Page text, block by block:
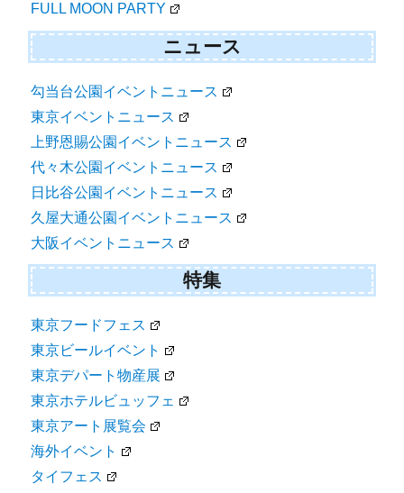
FULL MOON PARTY
ニュース
勾当台公園イベントニュース
東京イベントニュース
上野恩賜公園イベントニュース
代々木公園イベントニュース
日比谷公園イベントニュース
久屋大通公園イベントニュース
大阪イベントニュース
特集
東京フードフェス
東京ビールイベント
東京デパート物産展
東京ホテルビュッフェ
東京アート展覧会
海外イベント
タイフェス